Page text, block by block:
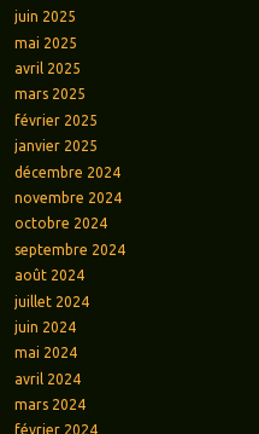
juin 2025
mai 2025
avril 2025
mars 2025
février 2025
janvier 2025
décembre 2024
novembre 2024
octobre 2024
septembre 2024
août 2024
juillet 2024
juin 2024
mai 2024
avril 2024
mars 2024
février 2024